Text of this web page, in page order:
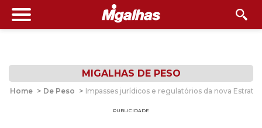
MIGALHAS DE PESO
Home > De Peso > Impasses jurídicos e regulatórios da nova
PUBLICIDADE